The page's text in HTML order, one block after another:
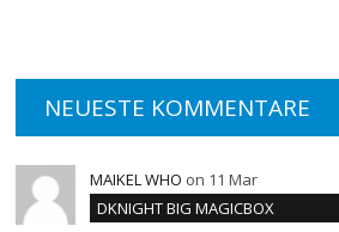
NEUESTE KOMMENTARE
MAIKEL WHO on 11 Mar
DKNIGHT BIG MAGICBOX